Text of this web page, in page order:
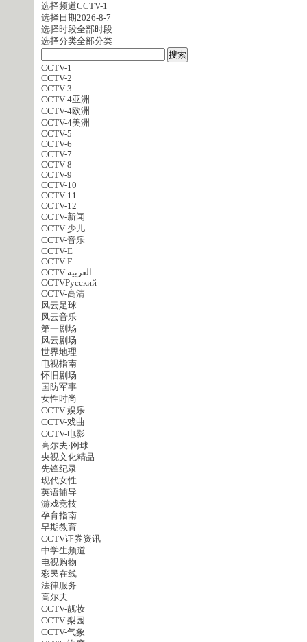
选择频道CCTV-1
选择日期2026-8-7
选择时段全部时段
选择分类全部分类
CCTV-1
CCTV-2
CCTV-3
CCTV-4亚洲
CCTV-4欧洲
CCTV-4美洲
CCTV-5
CCTV-6
CCTV-7
CCTV-8
CCTV-9
CCTV-10
CCTV-11
CCTV-12
CCTV-新闻
CCTV-少儿
CCTV-音乐
CCTV-E
CCTV-F
CCTV-العربية
CCTVPусский
CCTV-高清
风云足球
风云音乐
第一剧场
风云剧场
世界地理
电视指南
怀旧剧场
国防军事
女性时尚
CCTV-娱乐
CCTV-戏曲
CCTV-电影
高尔夫·网球
央视文化精品
先锋纪录
现代女性
英语辅导
游戏竞技
孕育指南
早期教育
CCTV证券资讯
中学生频道
电视购物
彩民在线
法律服务
高尔夫
CCTV-靓妆
CCTV-梨园
CCTV-气象